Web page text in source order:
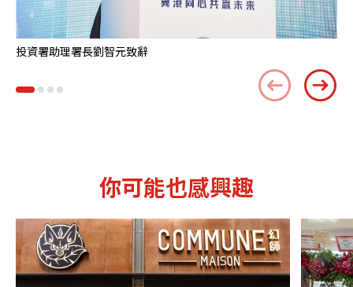
投資署助理署長劉智元致辭
你可能也感興趣